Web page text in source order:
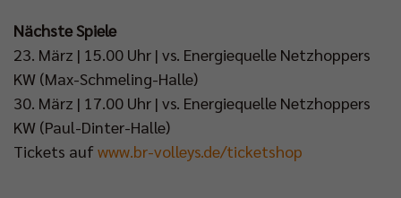
Nächste Spiele
23. März | 15.00 Uhr | vs. Energiequelle Netzhoppers
KW (Max-Schmeling-Halle)
30. März | 17.00 Uhr | vs. Energiequelle Netzhoppers
KW (Paul-Dinter-Halle)
Tickets auf www.br-volleys.de/ticketshop